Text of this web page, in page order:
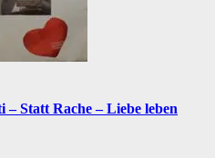
Statt Rache – Liebe leben